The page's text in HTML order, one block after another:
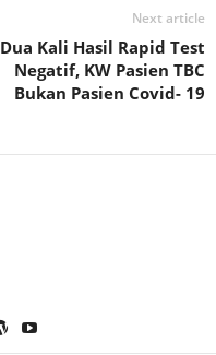
Next article
Dua Kali Hasil Rapid Test
Negatif, KW Pasien TBC
Bukan Pasien Covid- 19